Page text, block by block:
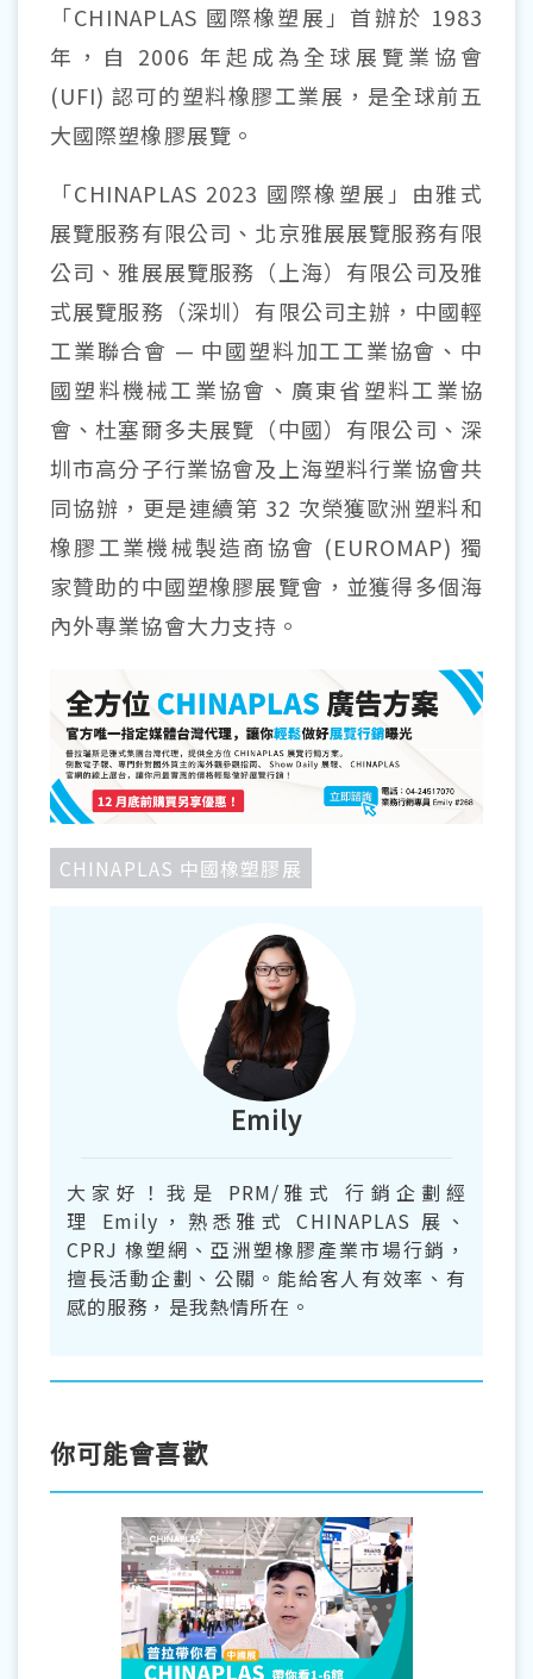
「CHINAPLAS 國際橡塑展」首辦於 1983
年，自 2006 年起成為全球展覽業協會
(UFI) 認可的塑料橡膠工業展，是全球前五
大國際塑橡膠展覽。
「CHINAPLAS 2023 國際橡塑展」由雅式
展覽服務有限公司、北京雅展展覽服務有限
公司、雅展展覽服務（上海）有限公司及雅
式展覽服務（深圳）有限公司主辦，中國輕
工業聯合會 — 中國塑料加工工業協會、中
國塑料機械工業協會、廣東省塑料工業協
會、杜塞爾多夫展覽（中國）有限公司、深
圳市高分子行業協會及上海塑料行業協會共
同協辦，更是連續第 32 次榮獲歐洲塑料和
橡膠工業機械製造商協會 (EUROMAP) 獨
家贊助的中國塑橡膠展覽會，並獲得多個海
內外專業協會大力支持。
CHINAPLAS 中國橡塑膠展
Emily
大家好！我是 PRM/雅式 行銷企劃經
理 Emily，熟悉雅式 CHINAPLAS 展、
CPRJ 橡塑網、亞洲塑橡膠產業市場行銷，
擅長活動企劃、公關。能給客人有效率、有
感的服務，是我熱情所在。
你可能會喜歡